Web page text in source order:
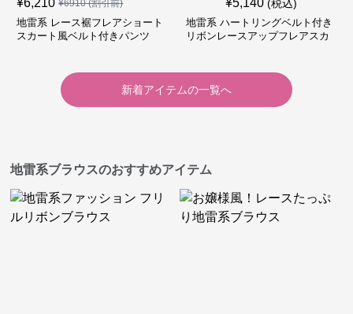
¥6,210 ¥6910(割引前)
地雷系 レース裾フレアショート
スカート風ベルト付きパンツ
¥5,140 (税込)
地雷系 ハートリングベルト付き
リボンレースアップフレアスカ
新着アイテムの一覧へ
地雷系ブラウスのおすすめアイテム